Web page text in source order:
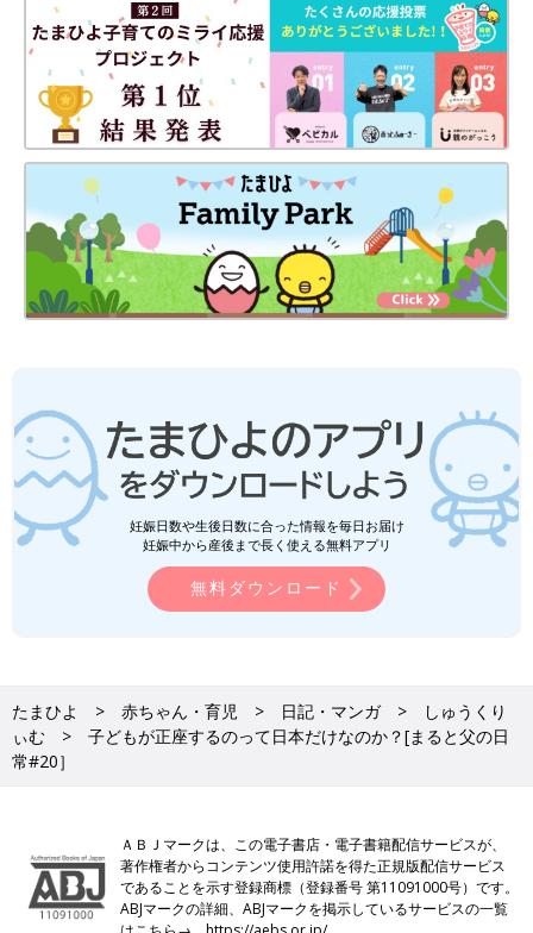
妊娠日数や生後日数に合った情報を毎日お届け
妊娠中から産後まで長く使える無料アプリ
無料ダウンロード
たまひよ 赤ちゃん・育児 日記・マンガ
しゅうくり
ぃむ
子どもが正座するのって日本だけなのか？[まると父の日
常#20］
ＡＢＪマークは、この電子書店・電子書籍配信サービスが、
著作権者からコンテンツ使用許諾を得た正規版配信サービス
であることを示す登録商標（登録番号 第11091000号）です。
ABJマークの詳細、ABJマークを掲示しているサービスの一覧